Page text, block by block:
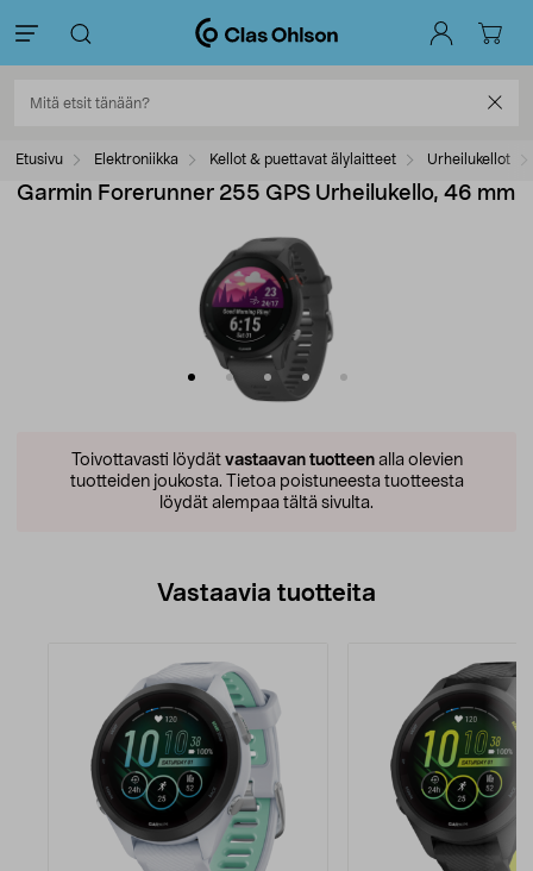
Etusivu Elektroniikka Kellot & puettavat älylaitteet Urheilukellot
Garmin Forerunner 255 GPS Urheilukello, 46 mm
Toivottavasti löydät vastaavan tuotteenalla olevien
tuotteiden joukosta. Tietoa poistuneesta tuotteesta
löydät alempaa tältä sivulta.
Vastaavia tuotteita